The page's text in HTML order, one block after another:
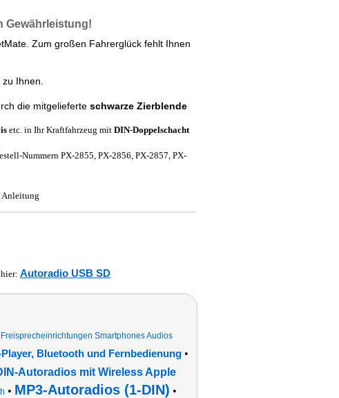
Gewährleistung!
Zum großen Fahrerglück fehlt Ihnen
zu Ihnen.
die mitgelieferte schwarze Zierblende
etc. in Ihr Kraftfahrzeug mit DIN-Doppelschacht
Nummern PX-2855, PX-2856, PX-2857, PX-
Anleitung
Autoradio USB SD
Smartphones Audios
Bluetooth und Fernbedienung•
Autoradios mit Wireless Apple
• MP3-Autoradios (1-DIN) •